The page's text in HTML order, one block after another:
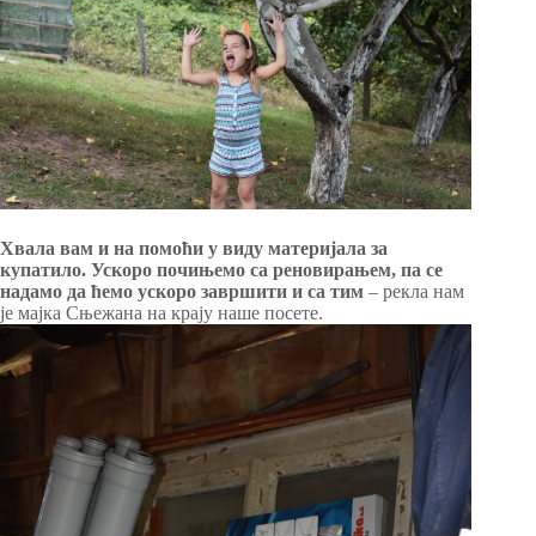
Хвала вам и на помоћи у виду материјала за
купатило. Ускоро почињемо са реновирањем, па се
надамо да ћемо ускоро завршити и са тим – рекла нам
је мајка Сњежана на крају наше посете.